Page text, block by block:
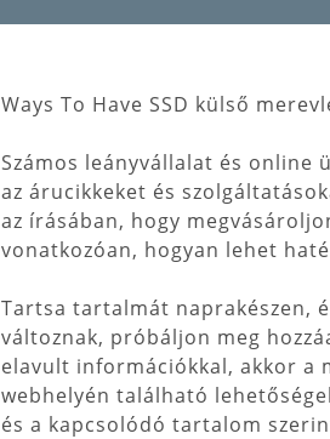
Ways To Have SSD külső
Számos leányvállalat és online
az árucikkeket és
az írásában, hogy
vonatkozóan, hogyan lehet
Tartsa tartalmát naprakészen,
változnak, próbáljon meg
elavult információkkal, akkor a
webhelyén található
és a kapcsolódó tartalom